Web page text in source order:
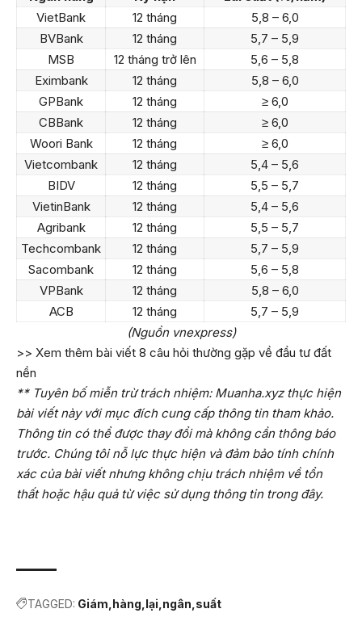
VietBank
12 tháng
5,8 – 6,0
BVBank
12 tháng
5,7 – 5,9
MSB
12 tháng trở lên
5,6 – 5,8
Eximbank
12 tháng
5,8 – 6,0
GPBank
12 tháng
≥ 6,0
CBBank
12 tháng
≥ 6,0
Woori Bank
12 tháng
≥ 6,0
Vietcombank
12 tháng
5,4 – 5,6
BIDV
12 tháng
5,5 – 5,7
VietinBank
12 tháng
5,4 – 5,6
Agribank
12 tháng
5,5 – 5,7
Techcombank
12 tháng
5,7 – 5,9
Sacombank
12 tháng
5,6 – 5,8
VPBank
12 tháng
5,8 – 6,0
ACB
12 tháng
5,7 – 5,9
(Nguồn vnexpress)
>> Xem thêm bài viết 8 câu hỏi thường gặp về đầu tư đất
nền
** Tuyên bố miễn trừ trách nhiệm: Muanha.xyz thực hiện
bài viết này với mục đích cung cấp thông tin tham khảo.
Thông tin có thể được thay đổi mà không cần thông báo
trước. Chúng tôi nỗ lực thực hiện và đảm bảo tính chính
xác của bài viết nhưng không chịu trách nhiệm về tổn
thất hoặc hậu quả từ việc sử dụng thông tin trong đây.
TAGGED: Giám hàng lại ngân suất